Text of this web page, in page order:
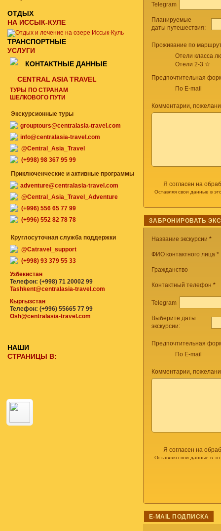
Telegram
Планируемые
даты путешествия:
Проживание по
Отели класса
Отели 2-3 ☆
Предпочтительная
По E-mail
Комментарии,
Я согласен на
Оставляя свои данные в
ЗАБРОНИРОВАТЬ
Название экскурсии *
ФИО контактного лица *
Гражданство
Контактный телефон *
Telegram
Выберите даты
экскурсии:
Предпочтительная
По E-mail
Комментарии,
Я согласен на
Оставляя свои данные в
E-MAIL ПОДПИСКА
ОТДЫХ
НА ИССЫК-КУЛЕ
ТРАНСПОРТНЫЕ
УСЛУГИ
КОНТАКТНЫЕ ДАННЫЕ
CENTRAL ASIA TRAVEL
ТУРЫ ПО СТРАНАМ
ШЕЛКОВОГО ПУТИ
Экскурсионные туры
grouptours@centralasia-travel.com
info@centralasia-travel.com
@Central_Asia_Travel
(+998) 98 367 95 99
Приключенческие и активные программы
adventure@centralasia-travel.com
@Central_Asia_Travel_Adventure
(+996) 556 65 77 99
(+996) 552 82 78 78
Круглосуточная служба поддержки
@Catravel_support
(+998) 93 379 55 33
Узбекистан
Телефон: (+998) 71 20002 99
Tashkent@centralasia-travel.com
Кыргызстан
Телефон: (+996) 55665 77 99
Osh@centralasia-travel.com
НАШИ
СТРАНИЦЫ В: